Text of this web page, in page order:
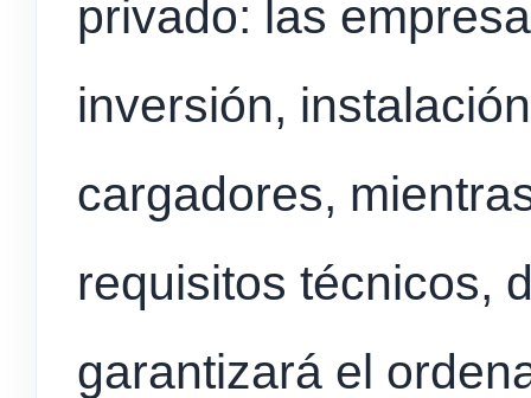
privado: las
inversión,
cargadores,
requisitos técnicos,
garantizará el